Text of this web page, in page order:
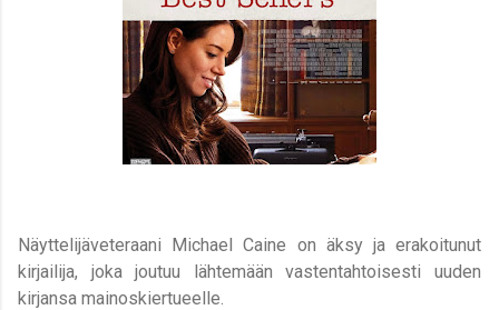
Näyttelijäveteraani Michael Caine on äksy ja erakoitunut
kirjailija, joka joutuu lähtemään vastentahtoisesti uuden
kirjansa mainoskiertueelle.